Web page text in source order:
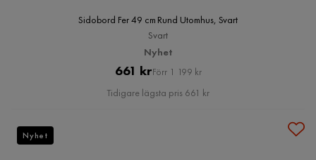
Sidobord Fer 49 cm Rund Utomhus, Svart
Svart
Nyhet
Pris
661 kr Original
Pris
Förr 1 199 kr
Tidigare lägsta pris 661 kr
Nyhet